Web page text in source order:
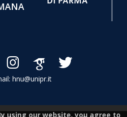
hnu@unipr.it
using our website, you agree to